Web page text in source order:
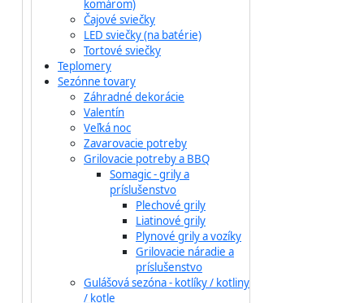
komárom)
Čajové sviečky
LED sviečky (na batérie)
Tortové sviečky
Teplomery
Sezónne tovary
Záhradné dekorácie
Valentín
Veľká noc
Zavarovacie potreby
Grilovacie potreby a BBQ
Somagic - grily a
príslušenstvo
Plechové grily
Liatinové grily
Plynové grily a vozíky
Grilovacie náradie a
príslušenstvo
Gulášová sezóna - kotlíky / kotliny
/ kotle